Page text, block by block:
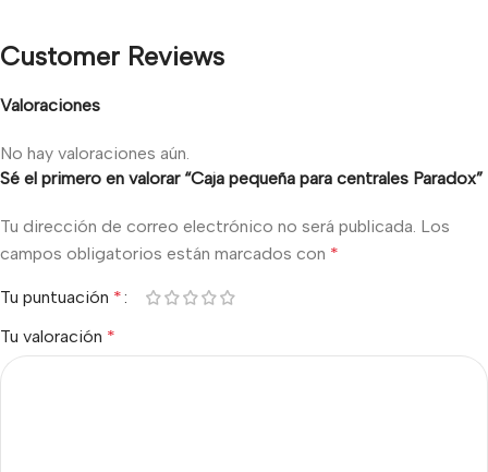
Customer Reviews
Valoraciones
No hay valoraciones aún.
Sé el primero en valorar “Caja pequeña para centrales Paradox”
Tu dirección de correo electrónico no será publicada. Los
campos obligatorios están marcados con *
Tu puntuación *
Tu valoración *